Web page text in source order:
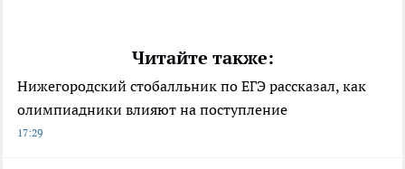
Читайте также:
Нижегородский стобалльник по ЕГЭ рассказал, как
олимпиадники влияют на поступление
17:29